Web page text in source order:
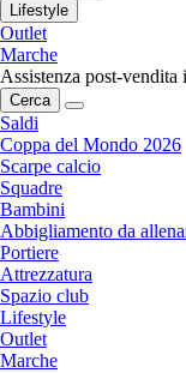
Lifestyle
Outlet
Marche
Assistenza post-vendita
Cerca
Saldi
Coppa del Mondo 2026
Scarpe calcio
Squadre
Bambini
Abbigliamento da
Portiere
Attrezzatura
Spazio club
Lifestyle
Outlet
Marche